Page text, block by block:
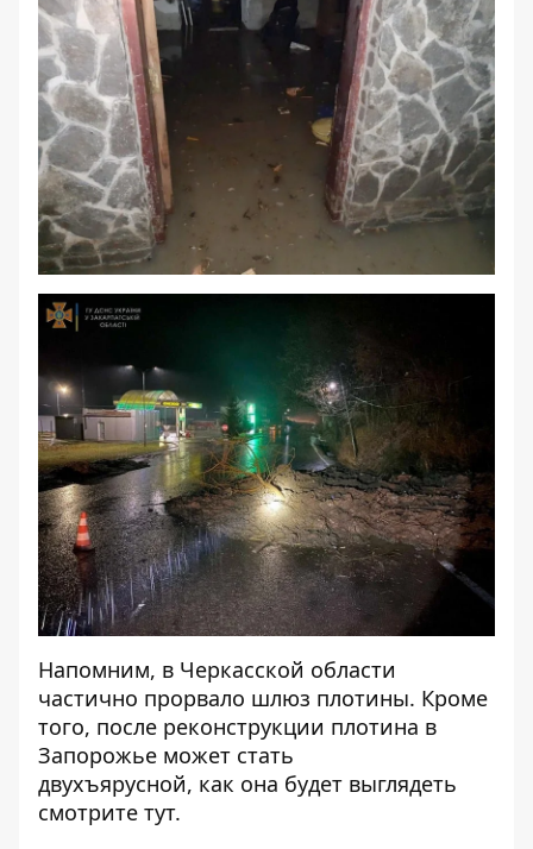
Напомним, в Черкасской области
частично прорвало шлюз плотины. Кроме
того, после реконструкции плотина в
Запорожье может стать
двухъярусной, как она будет выглядеть
смотрите тут.